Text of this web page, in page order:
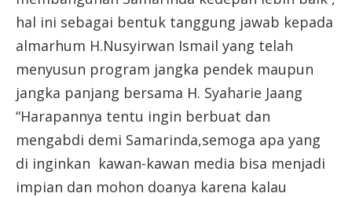
hal ini sebagai bentuk tanggung jawab kepada
almarhum H.Nusyirwan Ismail yang telah
menyusun program jangka pendek maupun
jangka panjang bersama H. Syaharie Jaang
“Harapannya tentu ingin berbuat dan
mengabdi demi Samarinda,semoga apa yang
di inginkan kawan-kawan media bisa menjadi
impian dan mohon doanya karena kalau